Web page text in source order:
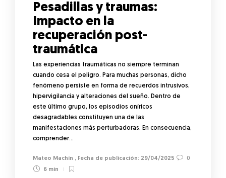
Pesadillas y traumas:
Impacto en la
recuperación post-
traumática
Las experiencias traumáticas no siempre terminan
cuando cesa el peligro. Para muchas personas, dicho
fenómeno persiste en forma de recuerdos intrusivos,
hipervigilancia y alteraciones del sueño. Dentro de
este último grupo, los episodios oníricos
desagradables constituyen una de las
manifestaciones más perturbadoras. En consecuencia,
comprender…
Mateo Machín , 29/04/2025
0
6 min